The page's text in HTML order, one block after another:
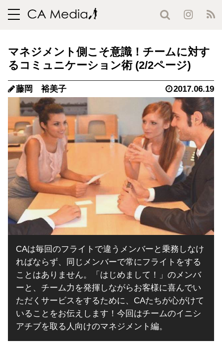
toggle
マネジメント側こそ意識！チームに対す
るコミュニケーション術 (2/2ページ)
藤岡 裕美子 2017.06.19
CAは毎回のフライトで違うメンバーと乗務しなけ
ればならず、同じメンバーで常にフライトをする
ことはありません。「はじめまして！」のメンバ
ーと、チーム力を発揮しながらお客様に喜んでい
ただくサービスをするために、CAたちが心がけて
いることをお伝えします！今回はチームのイニシ
アチブを取る人向けのマネジメント編。